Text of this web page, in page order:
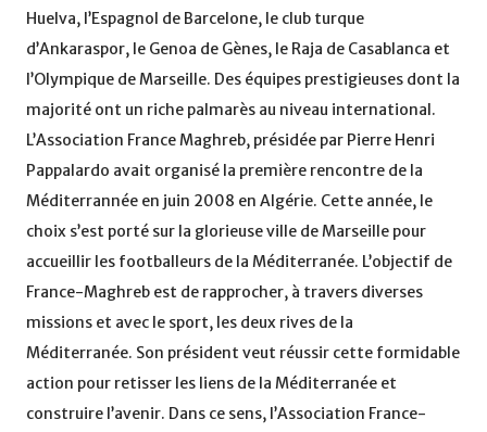
Huelva, l’Espagnol de Barcelone, le club turque
d’Ankaraspor, le Genoa de Gènes, le Raja de Casablanca et
l’Olympique de Marseille. Des équipes prestigieuses dont la
majorité ont un riche palmarès au niveau international.
L’Association France Maghreb, présidée par Pierre Henri
Pappalardo avait organisé la première rencontre de la
Méditerrannée en juin 2008 en Algérie. Cette année, le
choix s’est porté sur la glorieuse ville de Marseille pour
accueillir les footballeurs de la Méditerranée. L’objectif de
France-Maghreb est de rapprocher, à travers diverses
missions et avec le sport, les deux rives de la
Méditerranée. Son président veut réussir cette formidable
action pour retisser les liens de la Méditerranée et
construire l’avenir. Dans ce sens, l’Association France-